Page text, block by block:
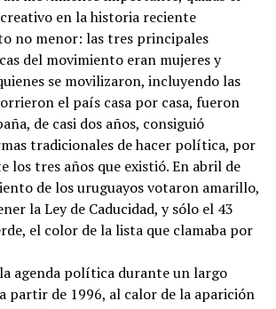
en la historia reciente
no menor: las tres principales
del movimiento eran mujeres y
se movilizaron, incluyendo las
el país casa por casa, fueron
de casi dos años, consiguió
tradicionales de hacer política, por
los tres años que existió. En abril de
de los uruguayos votaron amarillo,
la Ley de Caducidad, y sólo el 43
el color de la lista que clamaba por
agenda política durante un largo
partir de 1996, al calor de la aparición